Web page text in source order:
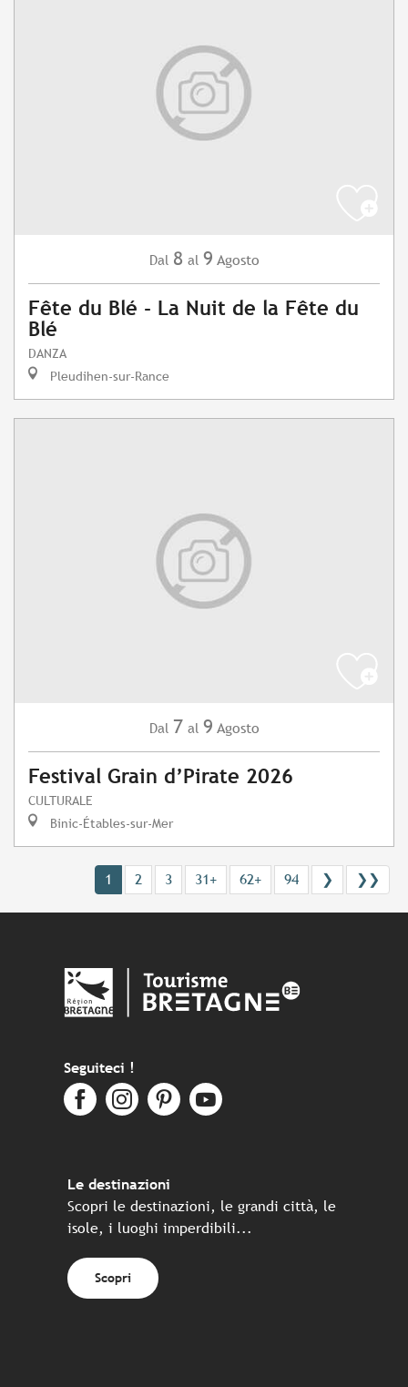
Dal 8 al 9 Agosto
Fête du Blé - La Nuit de la Fête du
Blé
DANZA
Pleudihen-sur-Rance
Dal 7 al 9 Agosto
Festival Grain d’Pirate 2026
CULTURALE
Binic-Étables-sur-Mer
1 2 3 31+ 62+ 94 ❯ ❯❯
Seguiteci !
Le destinazioni
Scopri le destinazioni, le grandi città, le
isole, i luoghi imperdibili...
Scopri